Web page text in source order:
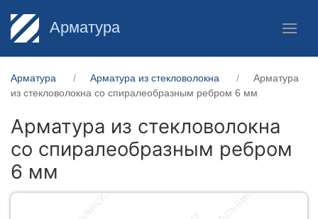
Арматура
Арматура Арматура из стекловолокна
Арматура
из стекловолокна со спиралеобразным ребром 6 мм
Арматура из стекловолокна
со спиралеобразным ребром
6 мм